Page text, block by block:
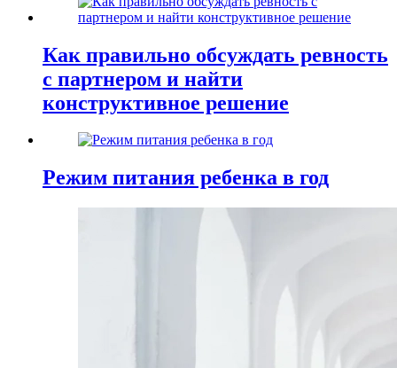
Как правильно обсуждать ревность
с партнером и найти
конструктивное решение
Режим питания ребенка в год